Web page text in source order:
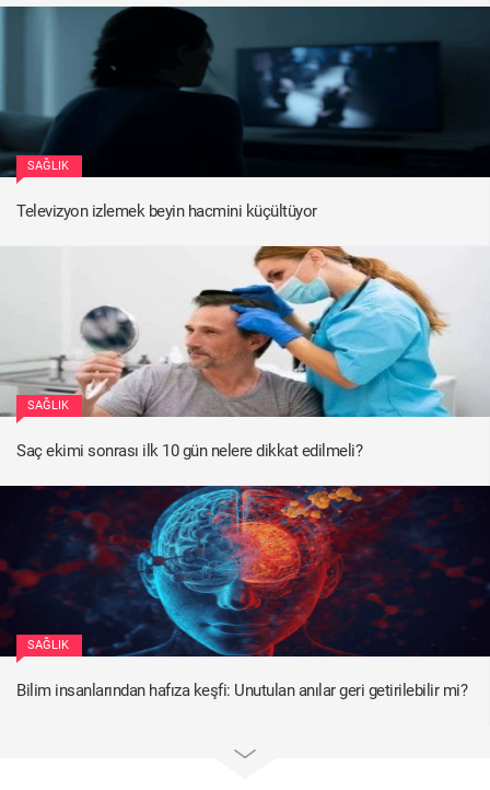
SAĞLIK
Televizyon izlemek beyin hacmini küçültüyor
SAĞLIK
Saç ekimi sonrası ilk 10 gün nelere dikkat edilmeli?
SAĞLIK
Bilim insanlarından hafıza keşfi: Unutulan anılar geri getirilebilir mi?